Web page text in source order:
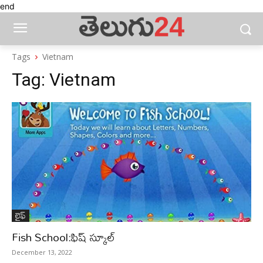
end
Tags Vietnam
Tag: Vietnam
లైఫ్‌
Fish School:ఫిష్ స్కూల్
December 13, 2022